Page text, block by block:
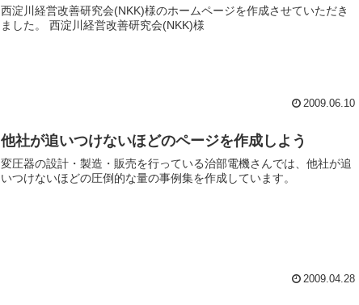
西淀川経営改善研究会(NKK)様のホームページを作成させていただき
ました。 西淀川経営改善研究会(NKK)様
2009.06.10
他社が追いつけないほどのページを作成しよう
変圧器の設計・製造・販売を行っている治部電機さんでは、他社が追
いつけないほどの圧倒的な量の事例集を作成しています。
2009.04.28